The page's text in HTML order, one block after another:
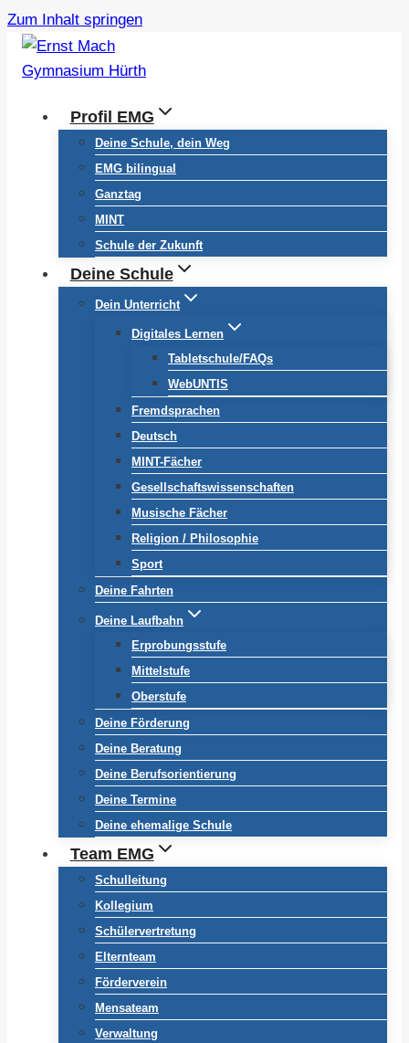
Zum Inhalt springen
Profil EMG
Deine Schule, dein Weg
EMG bilingual
Ganztag
MINT
Schule der Zukunft
Deine Schule
Dein Unterricht
Digitales Lernen
Tabletschule/FAQs
WebUNTIS
Fremdsprachen
Deutsch
MINT-Fächer
Gesellschaftswissenschaften
Musische Fächer
Religion / Philosophie
Sport
Deine Fahrten
Deine Laufbahn
Erprobungsstufe
Mittelstufe
Oberstufe
Deine Förderung
Deine Beratung
Deine Berufsorientierung
Deine Termine
Deine ehemalige Schule
Team EMG
Schulleitung
Kollegium
Schülervertretung
Elternteam
Förderverein
Mensateam
Verwaltung